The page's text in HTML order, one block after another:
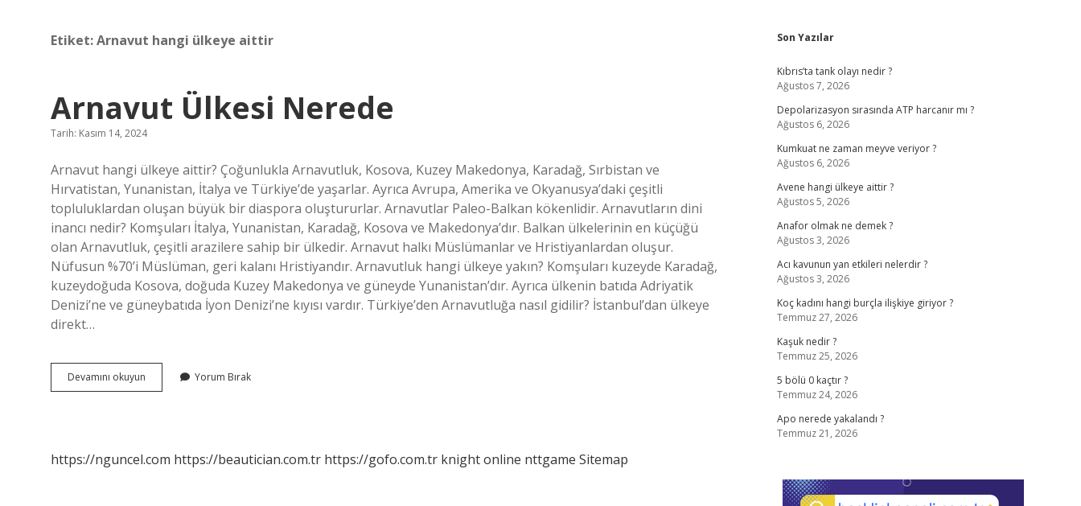
Etiket:Arnavut hangi ülkeye aittir
Arnavut Ülkesi Nerede
Tarih: Kasım 14, 2024
Arnavut hangi ülkeye aittir? Çoğunlukla Arnavutluk, Kosova, Kuzey Makedonya, Karadağ, Sırbistan ve
Hırvatistan, Yunanistan, İtalya ve Türkiye’de yaşarlar. Ayrıca Avrupa, Amerika ve Okyanusya’daki çeşitli
topluluklardan oluşan büyük bir diaspora oluştururlar. Arnavutlar Paleo-Balkan kökenlidir. Arnavutların dini
inancı nedir? Komşuları İtalya, Yunanistan, Karadağ, Kosova ve Makedonya’dır. Balkan ülkelerinin en küçüğü
olan Arnavutluk, çeşitli arazilere sahip bir ülkedir. Arnavut halkı Müslümanlar ve Hristiyanlardan oluşur.
Nüfusun %70’i Müslüman, geri kalanı Hristiyandır. Arnavutluk hangi ülkeye yakın? Komşuları kuzeyde Karadağ,
kuzeydoğuda Kosova, doğuda Kuzey Makedonya ve güneyde Yunanistan’dır. Ayrıca ülkenin batıda Adriyatik
Denizi’ne ve güneybatıda İyon Denizi’ne kıyısı vardır. Türkiye’den Arnavutluğa nasıl gidilir? İstanbul’dan ülkeye
direkt…
Devamını okuyun
Ülkesi
Yorum Bırak
https://nguncel.com https://beautician.com.tr https://gofo.com.tr knight online nttgame Sitemap
Sidebar
Son Yazılar
Kıbrıs’ta tank olayı nedir ?
Ağustos 7, 2026
Depolarizasyon sırasında ATP harcanır mı ?
Ağustos 6, 2026
Kumkuat ne zaman meyve veriyor ?
Ağustos 6, 2026
Avene hangi ülkeye aittir ?
Ağustos 5, 2026
Anafor olmak ne demek ?
Ağustos 3, 2026
Acı kavunun yan etkileri nelerdir ?
Ağustos 3, 2026
Koç kadını hangi burçla ilişkiye giriyor ?
Temmuz 27, 2026
Kaşuk nedir ?
Temmuz 25, 2026
5 bölü 0 kaçtır ?
Temmuz 24, 2026
Apo nerede yakalandı ?
Temmuz 21, 2026